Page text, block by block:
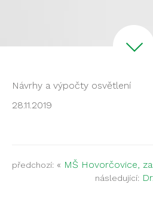
Návrhy a výpočty osvětlení
28.11.2019
předchozí: « MŠ Hovorčovice,
následující: